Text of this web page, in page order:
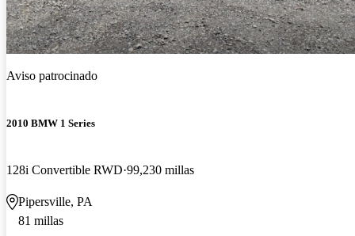
Aviso patrocinado
2010 BMW 1 Series
128i Convertible RWD 99,230 millas
Pipersville, PA
81 millas